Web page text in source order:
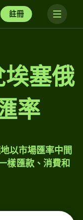
註冊
塞俄
率
以市場匯率中間
樣匯款、消費和